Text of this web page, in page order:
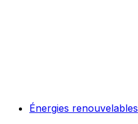
Énergies renouvelables